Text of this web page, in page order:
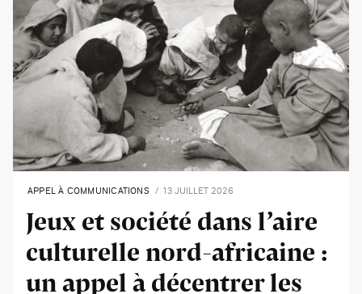
APPEL À COMMUNICATIONS 13 JUILLET 2026
Jeux et société dans l’aire
culturelle nord-africaine :
un appel à décentrer les